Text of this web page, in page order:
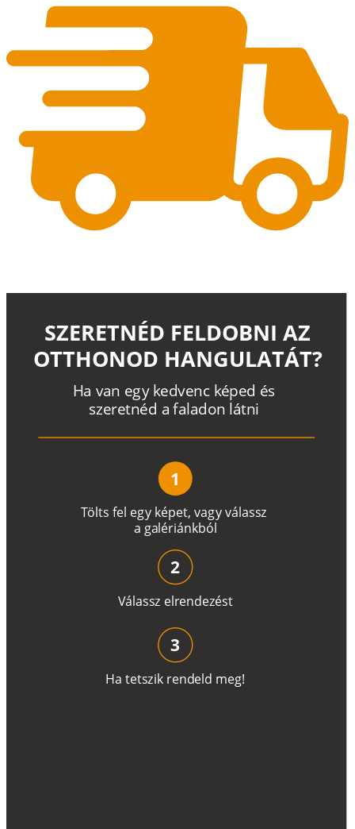
Tölts fel egy képet, vagyválassz
a galériánkból
Ha van egy kedvenc képed és
szeretnéd a faladon látni
SZERETNÉD FELDOBNI AZ
OTTHONOD HANGULATÁT?
1
Válassz elrendezést
2
Ha tetszik rendeld meg!
3